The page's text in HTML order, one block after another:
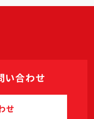
い合わせ
せ